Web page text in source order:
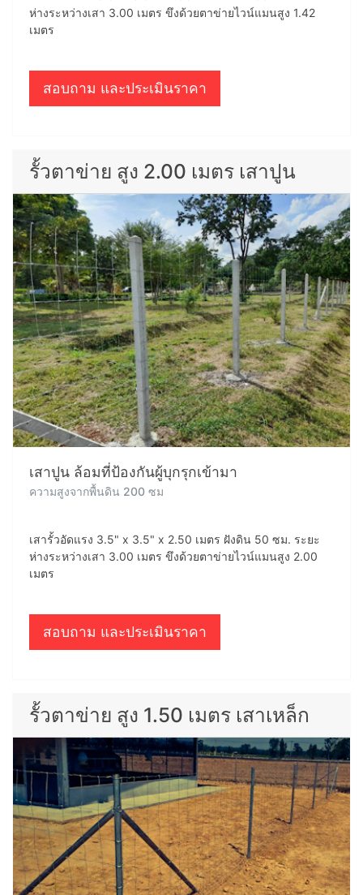
ห่างระหว่างเสา 3.00 เมตร ขึงด้วยตาข่ายไวน์แมนสูง 1.42
เมตร
สอบถาม และประเมินราคา
รั้วตาข่าย สูง 2.00 เมตร เสาปูน
เสาปูน ล้อมที่ป้องกันผู้บุกรุกเข้ามา
ความสูงจากพื้นดิน 200 ซม
เสารั้วอัดแรง 3.5" x 3.5" x 2.50 เมตร ฝังดิน 50 ซม. ระยะ
ห่างระหว่างเสา 3.00 เมตร ขึงด้วยตาข่ายไวน์แมนสูง 2.00
เมตร
สอบถาม และประเมินราคา
รั้วตาข่าย สูง 1.50 เมตร เสาเหล็ก